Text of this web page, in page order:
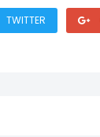
TWITTER